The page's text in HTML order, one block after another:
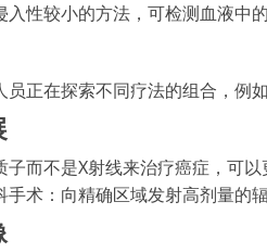
性较小的方法，可检测血液中
正在探索不同疗法的组合，例
子而不是X射线来治疗癌症，可
手术：向精确区域发射高剂量的